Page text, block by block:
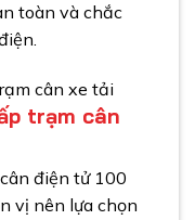
toàn và chắc
cân xe tải
trạm cân
điện tử 100
vị nên lựa chọn